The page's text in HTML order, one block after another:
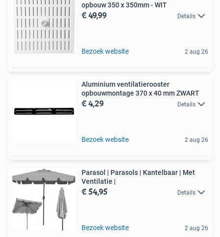
opbouw 350 x 350mm - WIT
€ 49,99 Details
Bezoek website 2 aug 26
Aluminium ventilatierooster
opbouwmontage 370 x 40 mm ZWART
€ 4,29 Details
Bezoek website 2 aug 26
Parasol | Parasols | Kantelbaar | Met
Ventilatie |
€ 54,95 Details
Bezoek website 2 aug 26